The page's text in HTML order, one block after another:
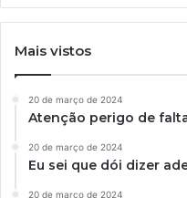
Mais vistos
20 de março de 2024
Atenção perigo de
20 de março de 2024
Eu sei que dói dizer
20 de março de 2024